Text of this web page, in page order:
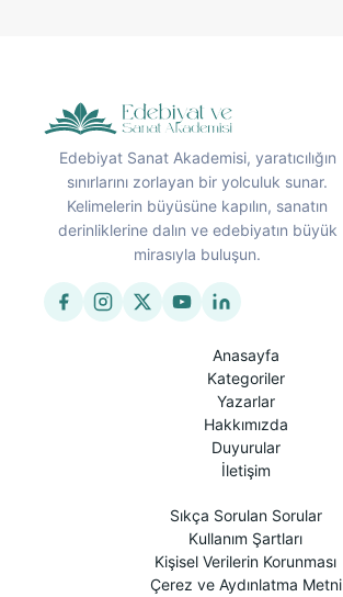
Edebiyat Sanat Akademisi, yaratıcılığın
sınırlarını zorlayan bir yolculuk sunar.
Kelimelerin büyüsüne kapılın, sanatın
derinliklerine dalın ve edebiyatın büyük
mirasıyla buluşun.
Anasayfa
Kategoriler
Yazarlar
Hakkımızda
Duyurular
İletişim
Sıkça Sorulan Sorular
Kullanım Şartları
Kişisel Verilerin Korunması
Çerez ve Aydınlatma Metni